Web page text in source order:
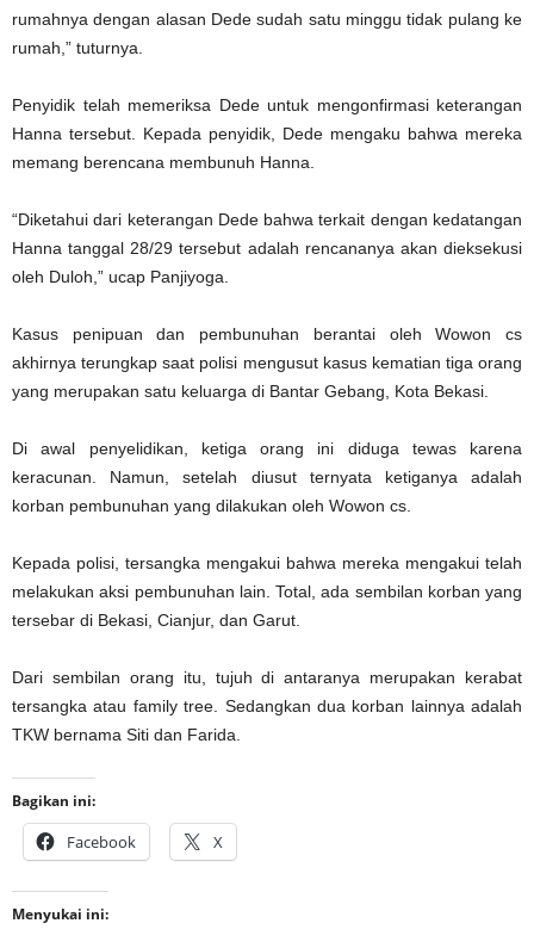
rumahnya dengan alasan Dede sudah satu minggu tidak pulang ke
rumah,” tuturnya.
Penyidik telah memeriksa Dede untuk mengonfirmasi keterangan
Hanna tersebut. Kepada penyidik, Dede mengaku bahwa mereka
memang berencana membunuh Hanna.
“Diketahui dari keterangan Dede bahwa terkait dengan kedatangan
Hanna tanggal 28/29 tersebut adalah rencananya akan dieksekusi
oleh Duloh,” ucap Panjiyoga.
Kasus penipuan dan pembunuhan berantai oleh Wowon cs
akhirnya terungkap saat polisi mengusut kasus kematian tiga orang
yang merupakan satu keluarga di Bantar Gebang, Kota Bekasi.
Di awal penyelidikan, ketiga orang ini diduga tewas karena
keracunan. Namun, setelah diusut ternyata ketiganya adalah
korban pembunuhan yang dilakukan oleh Wowon cs.
Kepada polisi, tersangka mengakui bahwa mereka mengakui telah
melakukan aksi pembunuhan lain. Total, ada sembilan korban yang
tersebar di Bekasi, Cianjur, dan Garut.
Dari sembilan orang itu, tujuh di antaranya merupakan kerabat
tersangka atau family tree. Sedangkan dua korban lainnya adalah
TKW bernama Siti dan Farida.
Bagikan ini:
Facebook X
Menyukai ini: